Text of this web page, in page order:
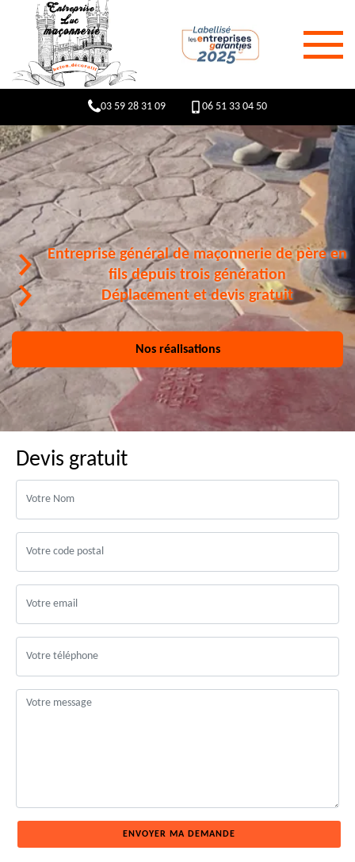
03 59 28 31 09 06 51 33 04 50
Entreprise général de maçonnerie de père en
fils depuis trois génération
Déplacement et devis gratuit
Nos réalisations
Devis gratuit